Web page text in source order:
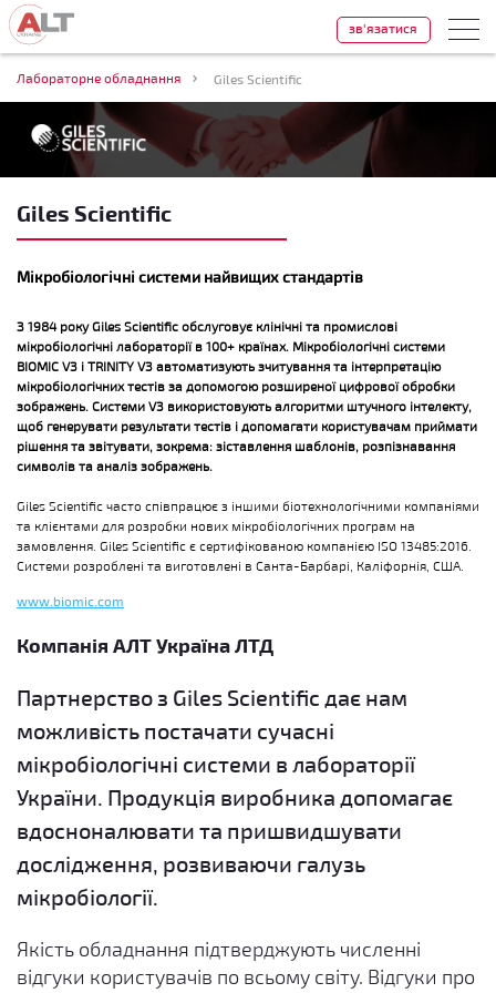
Лабораторне обладнання Giles Scientific
зв'язатися
Giles Scientific
Мікробіологічні системи найвищих стандартів
З 1984 року Giles Scientific обслуговує клінічні та промислові
мікробіологічні лабораторії в 100+ країнах. Мікробіологічні системи
BIOMIC V3 і TRINITY V3 автоматизують зчитування та інтерпретацію
мікробіологічних тестів за допомогою розширеної цифрової обробки
зображень. Системи V3 використовують алгоритми штучного інтелекту,
щоб генерувати результати тестів і допомагати користувачам приймати
рішення та звітувати, зокрема: зіставлення шаблонів, розпізнавання
символів та аналіз зображень.
Giles Scientific часто співпрацює з іншими біотехнологічними компаніями
та клієнтами для розробки нових мікробіологічних програм на
замовлення. Giles Scientific є сертифікованою компанією ISO 13485:2016.
Системи розроблені та виготовлені в Санта-Барбарі, Каліфорнія, США.
www.biomic.com
Компанія АЛТ Україна ЛТД
Партнерство з Giles Scientifiс дає нам
можливість постачати сучасні
мікробіологічні системи в лабораторії
України. Продукція виробника допомагає
вдосноналювати та пришвидшувати
дослідження, розвиваючи галузь
мікробіології.
Якість обладнання підтверджують численні
відгуки користувачів по всьому світу. Відгуки про